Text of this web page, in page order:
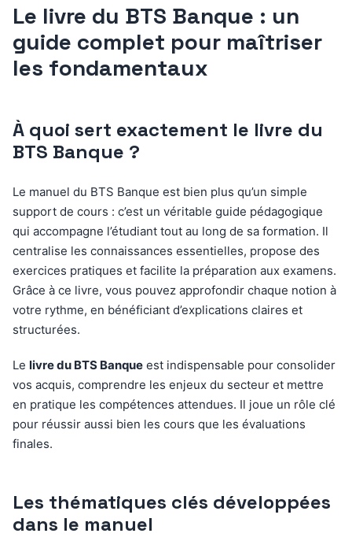
Le livre du BTS Banque : un
guide complet pour maîtriser
les fondamentaux
À quoi sert exactement le livre du
BTS Banque ?
Le manuel du BTS Banque est bien plus qu’un simple
support de cours : c’est un véritable guide pédagogique
qui accompagne l’étudiant tout au long de sa formation. Il
centralise les connaissances essentielles, propose des
exercices pratiques et facilite la préparation aux examens.
Grâce à ce livre, vous pouvez approfondir chaque notion à
votre rythme, en bénéficiant d’explications claires et
structurées.
Le livre du BTS Banque est indispensable pour consolider
vos acquis, comprendre les enjeux du secteur et mettre
en pratique les compétences attendues. Il joue un rôle clé
pour réussir aussi bien les cours que les évaluations
finales.
Les thématiques clés développées
dans le manuel